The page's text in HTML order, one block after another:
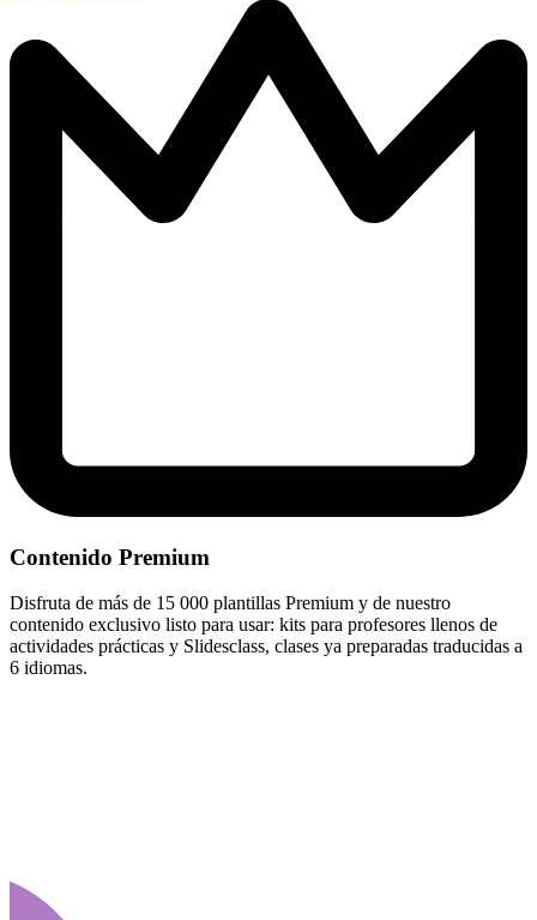
Contenido Premium
Disfruta de más de 15 000 plantillas Premium y de nuestro
contenido exclusivo listo para usar: kits para profesores llenos de
actividades prácticas y Slidesclass, clases ya preparadas traducidas a
6 idiomas.